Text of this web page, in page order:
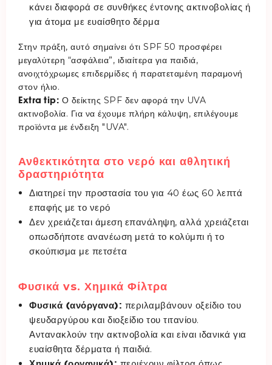
κάνει διαφορά σε συνθήκες έντονης ακτινοβολίας ή
για άτομα με ευαίσθητο δέρμα
Στην πράξη, αυτό σημαίνει ότι SPF 50 προσφέρει
μεγαλύτερη “ασφάλεια”, ιδιαίτερα για παιδιά,
ανοιχτόχρωμες επιδερμίδες ή παρατεταμένη παραμονή
στον ήλιο.
Extra tip: Ο δείκτης SPF δεν αφορά την UVA
ακτινοβολία. Για να έχουμε πλήρη κάλυψη, επιλέγουμε
προϊόντα με ένδειξη "UVA".
Ανθεκτικότητα στο νερό και αθλητική
δραστηριότητα
Διατηρεί την προστασία του για 40 έως 60 λεπτά
επαφής με το νερό
Δεν χρειάζεται άμεση επανάληψη, αλλά χρειάζεται
οπωσδήποτε ανανέωση μετά το κολύμπι ή το
σκούπισμα με πετσέτα
Φυσικά vs. Χημικά Φίλτρα
Φυσικά (ανόργανα): περιλαμβάνουν οξείδιο του
ψευδαργύρου και διοξείδιο του τιτανίου.
Αντανακλούν την ακτινοβολία και είναι ιδανικά για
ευαίσθητα δέρματα ή παιδιά.